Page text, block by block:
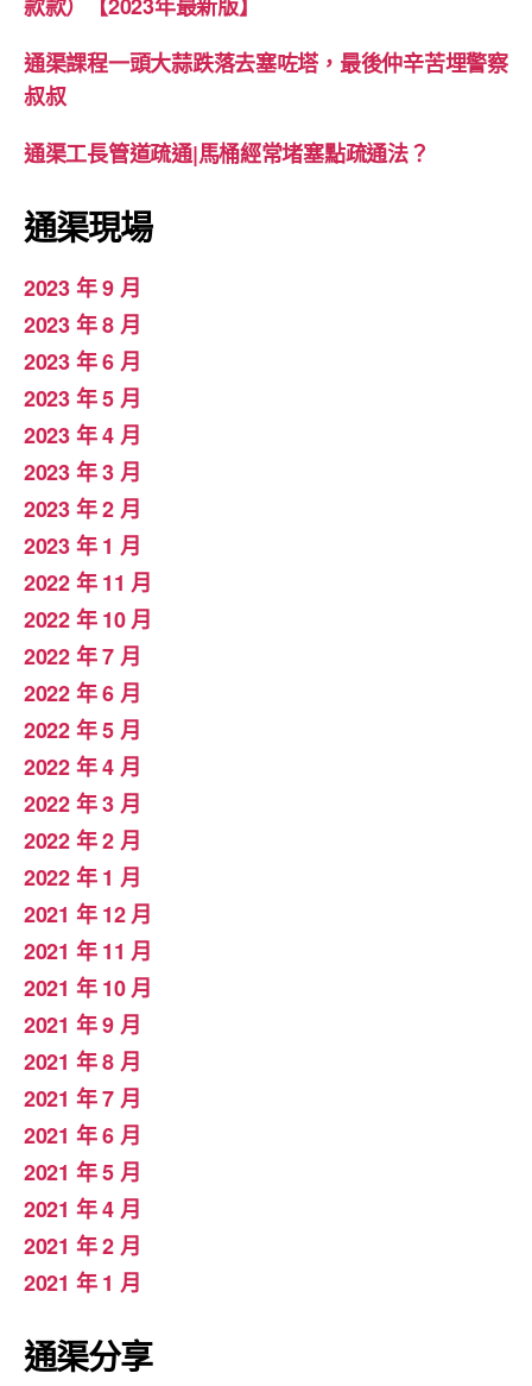
通渠課程一頭大蒜跌落去塞咗塔，最後仲辛苦埋警察
叔叔
通渠工長管道疏通|馬桶經常堵塞點疏通法？
通渠現場
2023 年 9 月
2023 年 8 月
2023 年 6 月
2023 年 5 月
2023 年 4 月
2023 年 3 月
2023 年 2 月
2023 年 1 月
2022 年 11 月
2022 年 10 月
2022 年 7 月
2022 年 6 月
2022 年 5 月
2022 年 4 月
2022 年 3 月
2022 年 2 月
2022 年 1 月
2021 年 12 月
2021 年 11 月
2021 年 10 月
2021 年 9 月
2021 年 8 月
2021 年 7 月
2021 年 6 月
2021 年 5 月
2021 年 4 月
2021 年 2 月
2021 年 1 月
通渠分享